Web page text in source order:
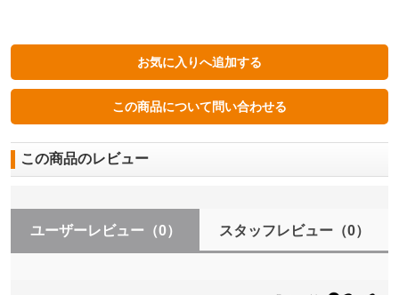
この商品のレビュー
ユーザーレビュー （0） スタッフレビュー（0）